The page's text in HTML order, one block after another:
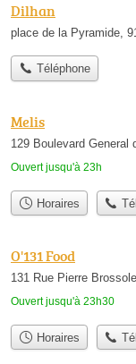
Dilhan
place de la Pyramide,
Téléphone
Melis
129 Boulevard General
Ouvert jusqu'à 23h
Horaires
O'131 Food
131 Rue Pierre
Ouvert jusqu'à 23h30
Horaires